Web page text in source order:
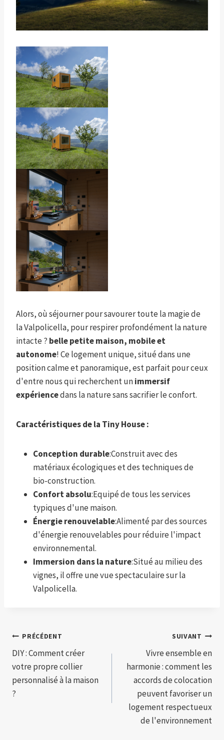
Alors, où séjourner pour savourer toute la magie de
la Valpolicella, pour respirer profondément la nature
intacte ? belle petite maison, mobile et
autonome! Ce logement unique, situé dans une
position calme et panoramique, est parfait pour ceux
d'entre nous qui recherchent unimmersif
expériencedans la nature sans sacrifier le confort.
Caractéristiques de la Tiny House :
Conception durable:Construit avec des
matériaux écologiques et des techniques de
bio-construction.
Confort absolu:Equipé de tous les services
typiques d'une maison.
Énergie renouvelable:Alimenté par des sources
d'énergie renouvelables pour réduire l'impact
environnemental.
Immersion dans la nature:Situé au milieu des
vignes, il offre une vue spectaculaire sur la
Valpolicella.
Navigation
de
l’article
PRÉCÉDENT
DIY : Comment créer
votre propre collier
personnalisé à la maison
?
SUIVANT
Vivre ensemble en
harmonie : comment les
accords de colocation
peuvent favoriser un
logement respectueux
de l'environnement